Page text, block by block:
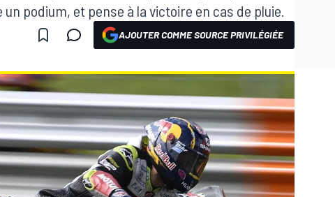
podium, et pense à la victoire en cas de pluie.
AJOUTER COMME SOURCE PRIVILÉGIÉE